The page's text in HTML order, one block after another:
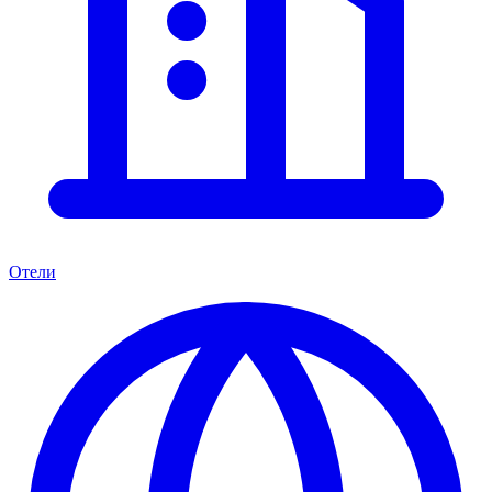
Отели